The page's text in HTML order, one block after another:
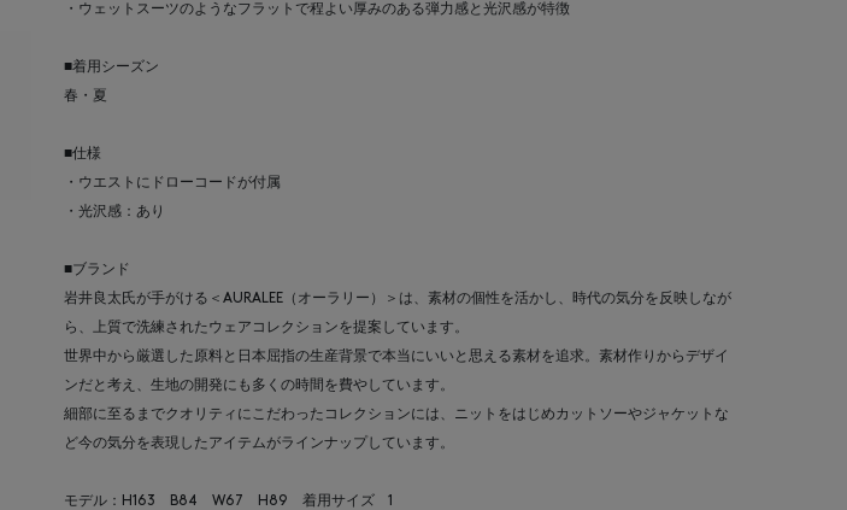
・ウェットスーツのようなフラットで程よい厚みのある弾力感と光沢感が特徴
■着用シーズン
春・夏
■仕様
・ウエストにドローコードが付属
・光沢感：あり
■ブランド
岩井良太氏が手がける＜AURALEE（オーラリー）＞は、素材の個性を活かし、時代の気分を反映しなが
ら、上質で洗練されたウェアコレクションを提案しています。
世界中から厳選した原料と日本屈指の生産背景で本当にいいと思える素材を追求。素材作りからデザイ
ンだと考え、生地の開発にも多くの時間を費やしています。
細部に至るまでクオリティにこだわったコレクションには、ニットをはじめカットソーやジャケットな
ど今の気分を表現したアイテムがラインナップしています。
モデル：H163 B84 W67 H89 着用サイズ 1